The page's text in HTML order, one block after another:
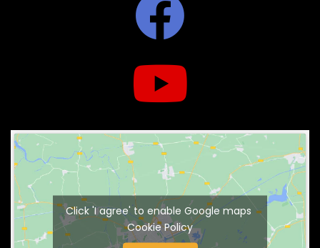
Click 'I agree' to enable Google maps
Cookie Policy